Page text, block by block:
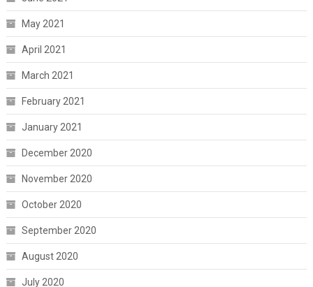
May 2021
April 2021
March 2021
February 2021
January 2021
December 2020
November 2020
October 2020
September 2020
August 2020
July 2020